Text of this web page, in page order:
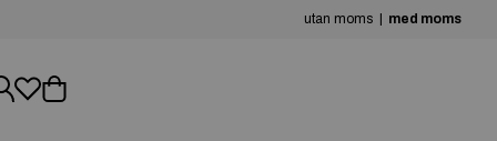
utan moms med moms